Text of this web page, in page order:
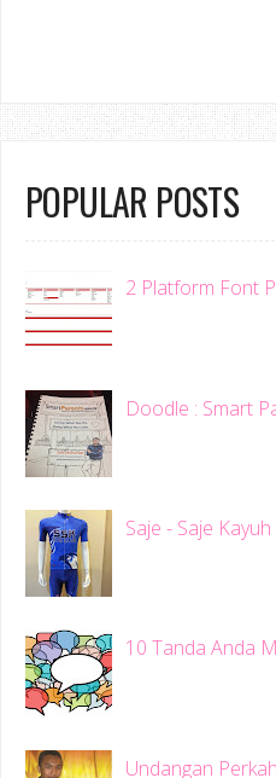
POPULAR POSTS
2 Platform Font
Doodle : Smart
Saje - Saje Kayuh
10 Tanda Anda
Undangan